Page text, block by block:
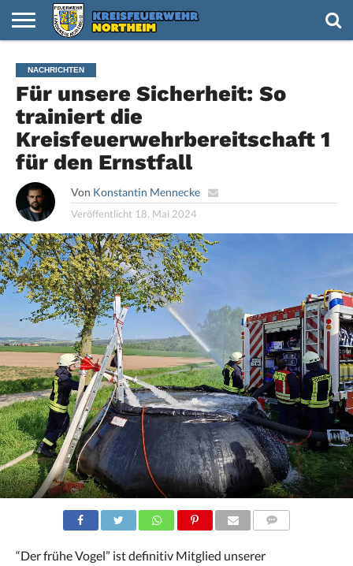
NACHRICHTEN
VIDEOS
TERMINE
KREISFEUERWEHR
FEUERWEHREN
NACHWUCHS
IMPRESSUM
NACHRICHTEN
Für unsere Sicherheit: So
trainiert die
Kreisfeuerwehrbereitschaft 1
für den Ernstfall
Von Konstantin Mennecke
Veröffentlicht 18. Mai 2024
“Der frühe Vogel” ist definitiv Mitglied unserer
Zur mobilen Version gehen